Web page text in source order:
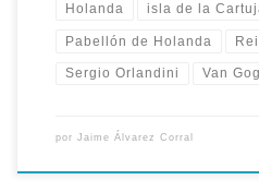
Holanda isla de la
Pabellón de Holanda
Sergio Orlandini Van
por Jaime Álvarez Corral